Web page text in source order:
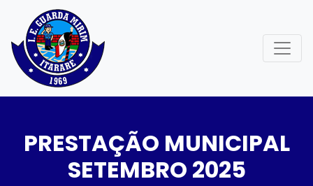
PRESTAÇÃO MUNICIPAL
SETEMBRO 2025